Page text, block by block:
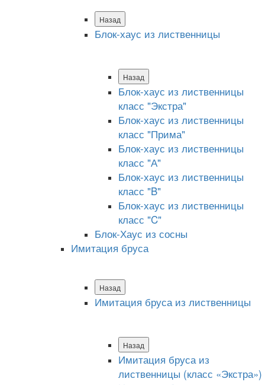
Назад
Блок-хаус из лиственницы
Назад
Блок-хаус из лиственницы
класс "Экстра"
Блок-хаус из лиственницы
класс "Прима"
Блок-хаус из лиственницы
класс "А"
Блок-хаус из лиственницы
класс "B"
Блок-хаус из лиственницы
класс "C"
Блок-Хаус из сосны
Имитация бруса
Назад
Имитация бруса из лиственницы
Назад
Имитация бруса из
лиственницы (класс «Экстра»)